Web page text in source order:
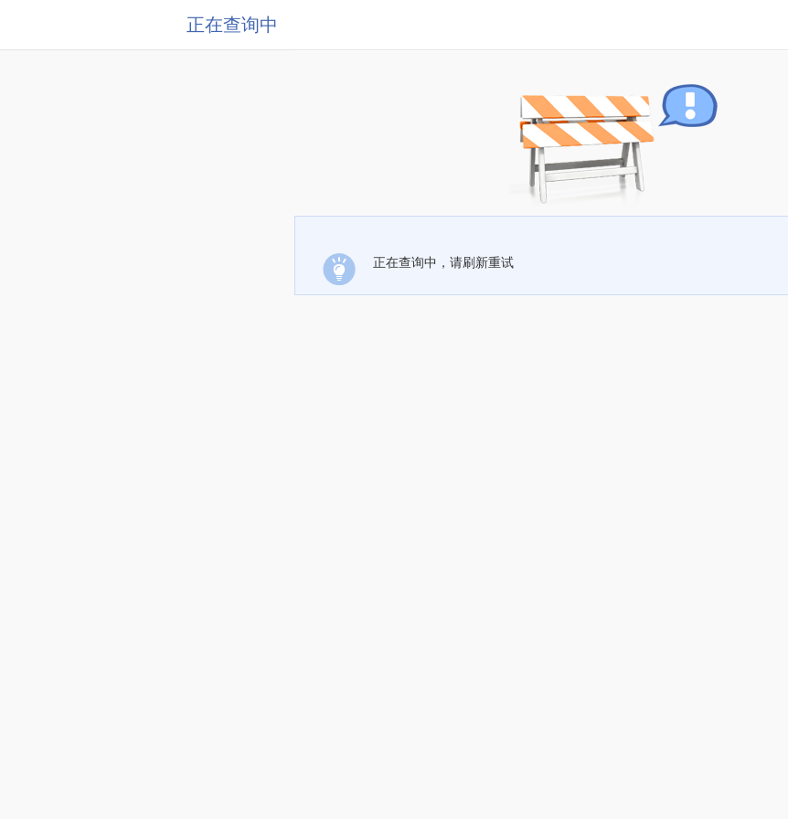
正在查询中
正在查询中，请刷新重试